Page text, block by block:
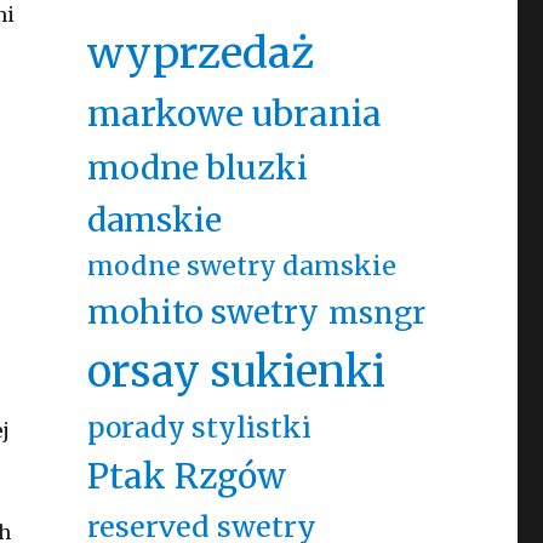
wyprzedaż
markowe ubrania
modne bluzki
damskie
modne swetry damskie
mohito swetry msngr
orsay sukienki
porady stylistki
Ptak Rzgów
reserved swetry